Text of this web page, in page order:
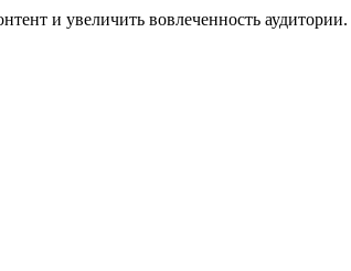
и увеличить вовлеченность аудитории.